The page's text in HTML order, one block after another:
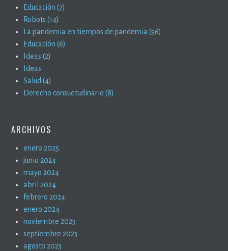
Educación (7)
Robots (14)
La pandemia en tiempos de pandemia (56)
Educación (6)
Ideas (2)
Ideas
Salud (4)
Derecho consuetudinario (8)
ARCHIVOS
enero 2025
junio 2024
mayo 2024
abril 2024
febrero 2024
enero 2024
noviembre 2023
septiembre 2023
agosto 2023